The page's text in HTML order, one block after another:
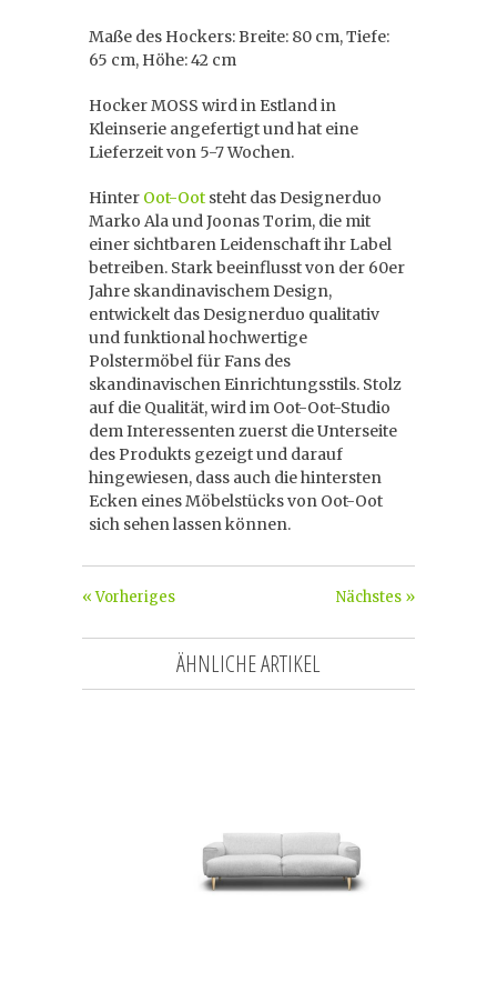
Maße des Hockers: Breite: 80 cm, Tiefe:
65 cm, Höhe: 42 cm
Hocker MOSS wird in Estland in
Kleinserie angefertigt und hat eine
Lieferzeit von 5-7 Wochen.
Hinter Oot-Oot steht das Designerduo
Marko Ala und Joonas Torim, die mit
einer sichtbaren Leidenschaft ihr Label
betreiben. Stark beeinflusst von der 60er
Jahre skandinavischem Design,
entwickelt das Designerduo qualitativ
und funktional hochwertige
Polstermöbel für Fans des
skandinavischen Einrichtungsstils. Stolz
auf die Qualität, wird im Oot-Oot-Studio
dem Interessenten zuerst die Unterseite
des Produkts gezeigt und darauf
hingewiesen, dass auch die hintersten
Ecken eines Möbelstücks von Oot-Oot
sich sehen lassen können.
Nächstes »
« Vorheriges
ÄHNLICHE ARTIKEL